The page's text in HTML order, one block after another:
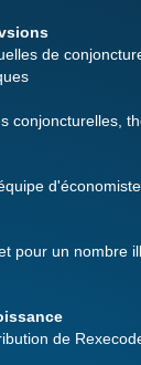
de
conjoncturelles,
pour un nombre
de